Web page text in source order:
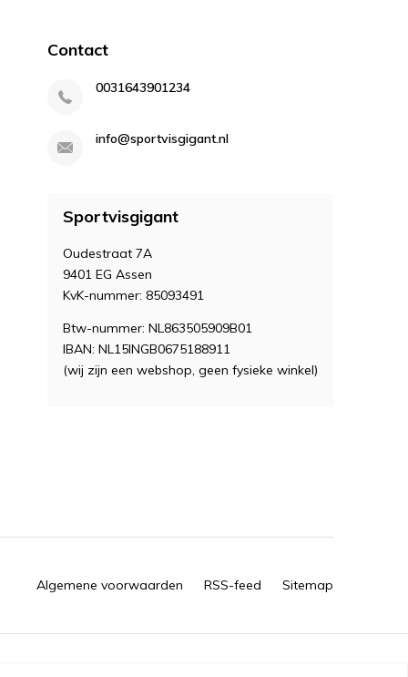
Contact
0031643901234
info@sportvisgigant.nl
Sportvisgigant
Oudestraat 7A
9401 EG Assen
KvK-nummer: 85093491
Btw-nummer: NL863505909B01
IBAN: NL15INGB0675188911
(wij zijn een webshop, geen fysieke winkel)
Algemene voorwaarden RSS-feed Sitemap